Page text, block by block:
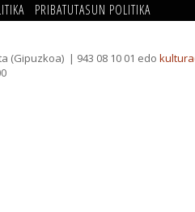
PRIBATUTASUN POLITIKA
(Gipuzkoa) | 943 08 10 01 edo